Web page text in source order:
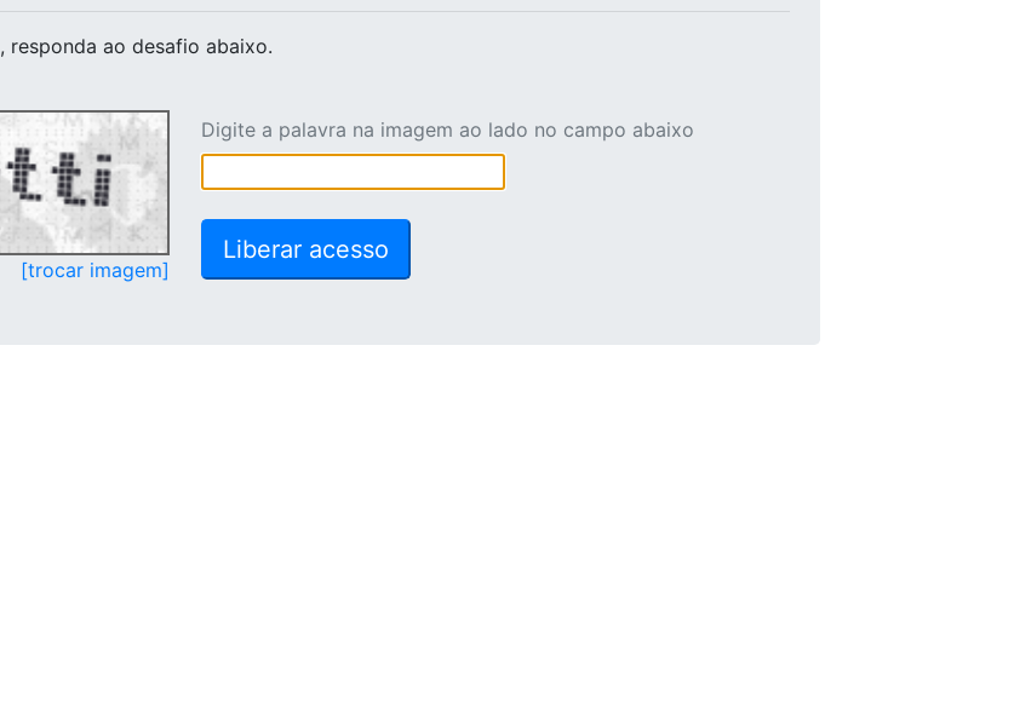
, responda ao desafio abaixo.
[trocar imagem]
Digite a palavra na imagem ao lado no campo abaixo